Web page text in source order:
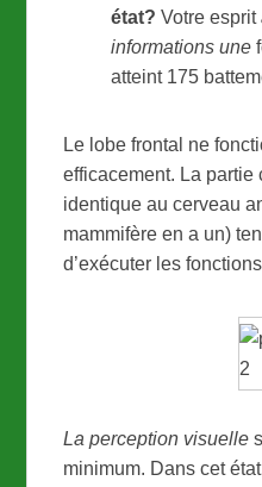
état?Votre esprit
informations une
atteint 175
Le lobe frontal ne
efficacement. La
identique au cerveau
mammifère en a un)
d’exécuter les
La perception visuelle
minimum. Dans cet